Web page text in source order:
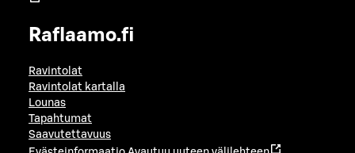
Raflaamo.fi
Ravintolat
Ravintolat kartalla
Lounas
Tapahtumat
Saavutettavuus